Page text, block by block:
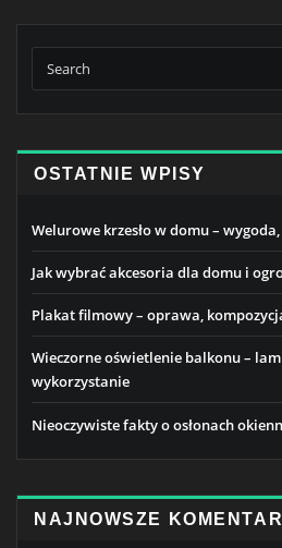
OSTATNIE WPISY
Welurowe krzesło w domu –
Jak wybrać akcesoria dla domu i
Plakat filmowy – oprawa,
Wieczorne oświetlenie balkonu –
wykorzystanie
Nieoczywiste fakty o osłonach
NAJNOWSZE